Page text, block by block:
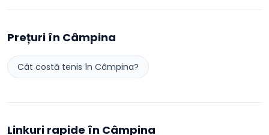
Prețuri în Câmpina
Cât costă tenis în Câmpina?
Linkuri rapide în Câmpina